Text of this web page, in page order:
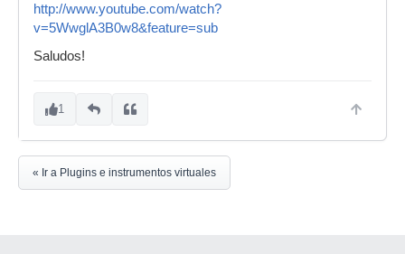
http://www.youtube.com/watch?
v=5WwglA3B0w8&feature=sub
Saludos!
1
« Ir a Plugins e instrumentos virtuales